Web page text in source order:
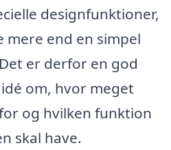
designfunktioner,
end en simpel
er derfor en god
om, hvor meget
og hvilken funktion
skal have.